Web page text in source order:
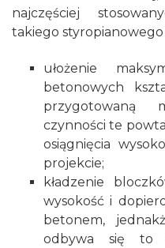
najczęściej
takiego
ułożenie
betonowych
przygotowaną
czynności te
osiągnięcia
projekcie;
kładzenie
wysokość i
betonem,
odbywa się to